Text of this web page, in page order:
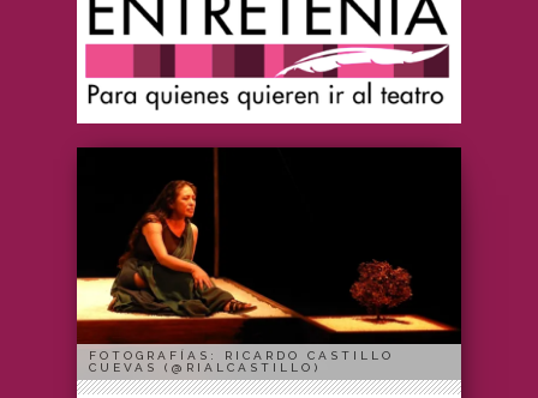
FOTOGRAFÍAS: RICARDO CASTILLO
CUEVAS (@RIALCASTILLO)